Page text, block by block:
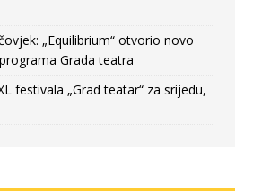
„Equilibrium“ otvorio novo
Grada teatra
festivala „Grad teatar“ za srijedu,